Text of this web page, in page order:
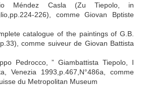
Méndez Casla (Zu Tiepolo, in
226), comme Giovan Bptiste
catalogue of the paintings of G.B.
comme suiveur de Giovan Battista
Pedrocco, ” Giambattista Tiepolo, I
Venezia 1993,p.467,N°486a, comme
du Metropolitan Museum